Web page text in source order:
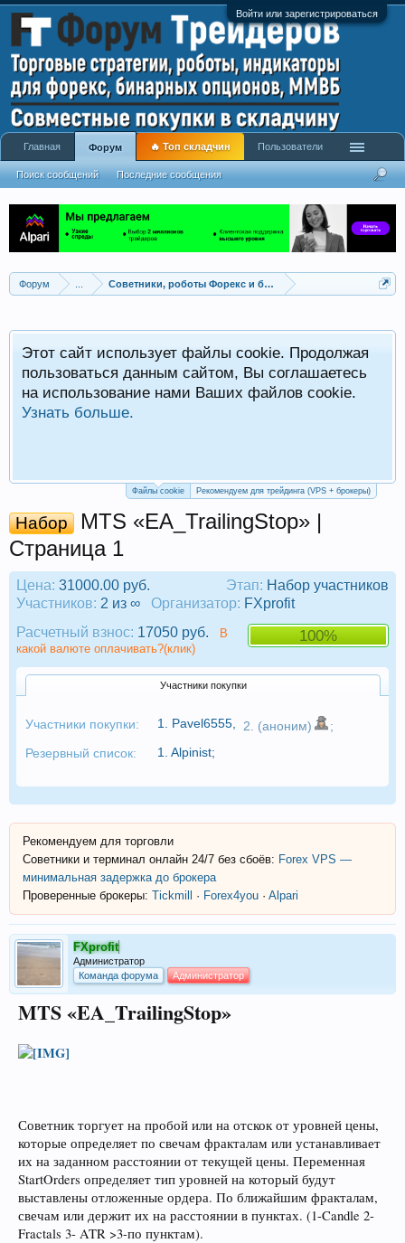
Войти или зарегистрироваться
Форум Советники, роботы Форекс и бинарных опционов
Этот сайт использует файлы cookie. Продолжая
пользоваться данным сайтом, Вы соглашаетесь
на использование нами Ваших файлов cookie.
Узнать больше.
Файлы cookie Рекомендуем для трейдинга (VPS + брокеры)
Набор
MTS «EA_TrailingStop» |
Страница 1
Этап: Набор участников
Цена: 31000.00 руб.
Участников: 2 из ∞ Организатор: FXprofit
100%
Расчетный взнос: 17050 руб.
В
какой валюте оплачивать?(клик)
Участники покупки
Участники покупки: 1. Pavel6555 2. (аноним)
;
Резервный список:
1. Alpinist;
Рекомендуем для торговли
Советники и терминал онлайн 24/7 без сбоёв: Forex VPS —
минимальная задержка до брокера
Проверенные брокеры: Tickmill · Forex4you · Alpari
FXprofit
Администратор
Команда форума
Администратор
MTS «EA_TrailingStop»
Советник торгует на пробой или на отскок от уровней цены,
которые определяет по свечам фракталам или устанавливает
их на заданном расстоянии от текущей цены. Переменная
StartOrders определяет тип уровней на который будут
выставлены отложенные ордера. По ближайшим фракталам,
свечам или держит их на расстоянии в пунктах. (1-Candle 2-
Fractals 3- ATR >3-по пунктам).
Главная Форум
Поиск сообщений Последние сообщения
🔥 Топ складчин Пользователи